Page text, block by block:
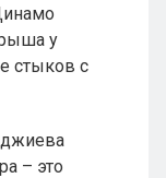
у
стыков с
– это